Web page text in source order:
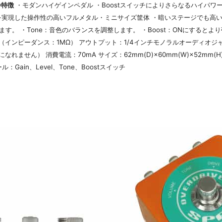
徴 ・モダンハイゲインペダル ・Boostスイッチによりさらなるハイパワ
現した操作性の高いフルメタル・ミニサイズ筐体 ・暗いステージでも高
す。 ・Tone：音色のバランスを調整します。 ・Boost：ONにするとよ
ンピーダンス：1MΩ） アウトプット：1/4インチモノラルオーディオジ
なれません） 消費電流：70mA サイズ：
ル：Gain、Level、Tone、Boostスイッチ